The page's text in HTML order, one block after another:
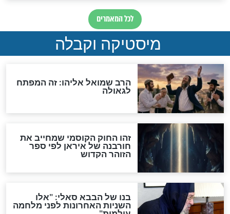
האם אפשר לחשב את הקץ?
מה יהיה בימות המשיח?
"לפני הגאולה תהיה אפיקורסות
והכחשה גדולה מאוד של
האמונה"